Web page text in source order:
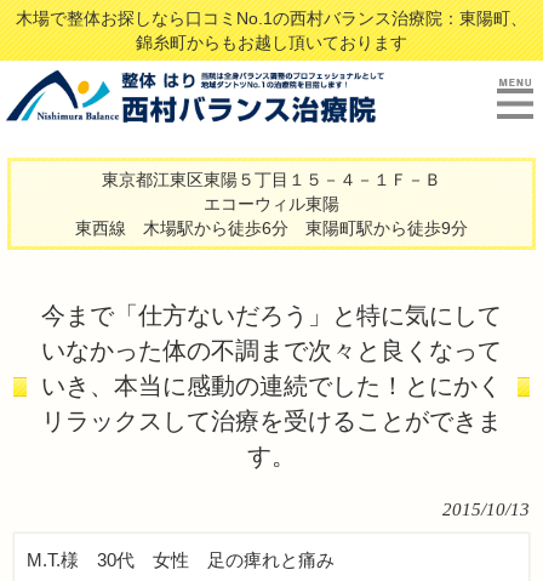
木場で整体お探しなら口コミNo.1の西村バランス治療院：東陽町、
錦糸町からもお越し頂いております
東京都江東区東陽５丁目１５－４－１Ｆ－Ｂ
エコーウィル東陽
東西線 木場駅から徒歩6分 東陽町駅から徒歩9分
今まで「仕方ないだろう」と特に気にして
いなかった体の不調まで次々と良くなって
いき、本当に感動の連続でした！とにかく
リラックスして治療を受けることができま
す。
2015/10/13
M.T.様 30代 女性 足の痺れと痛み